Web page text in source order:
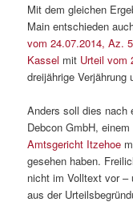
Mit dem gleichen
Main entschieden
vom 24.07.2014, Az.
Kassel mit Urteil vom
dreijährige Verjährung
Anders soll dies nach
Debcon GmbH,
Amtsgericht Itzehoe
gesehen haben.
nicht im Volltext vor –
aus der